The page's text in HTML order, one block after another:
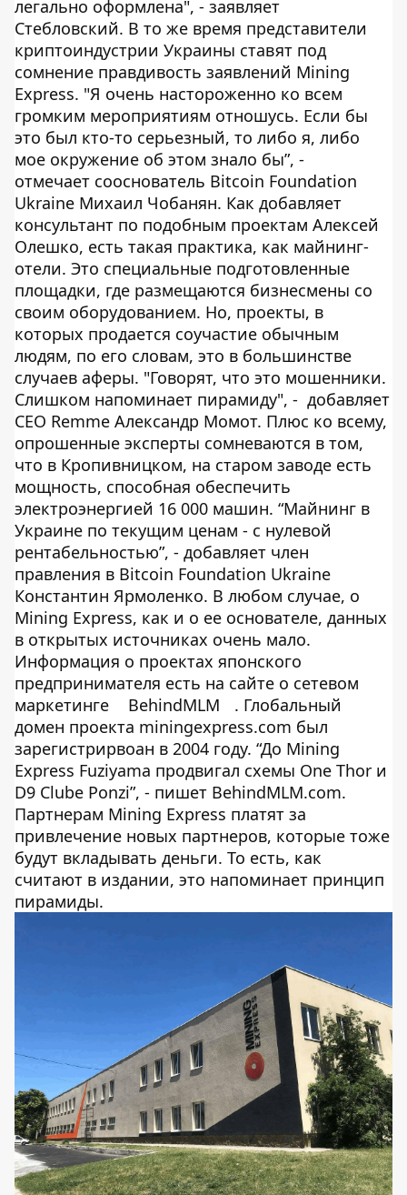
легально оформлена", - заявляет
Стебловский. В то же время представители
криптоиндустрии Украины ставят под
сомнение правдивость заявлений Mining
Express. "Я очень настороженно ко всем
громким мероприятиям отношусь. Если бы
это был кто-то серьезный, то либо я, либо
мое окружение об этом знало бы”, -
отмечает сооснователь Bitcoin Foundation
Ukraine Михаил Чобанян. Как добавляет
консультант по подобным проектам Алексей
Олешко, есть такая практика, как майнинг-
отели. Это специальные подготовленные
площадки, где размещаются бизнесмены со
своим оборудованием. Но, проекты, в
которых продается соучастие обычным
людям, по его словам, это в большинстве
случаев аферы. "Говорят, что это мошенники.
Слишком напоминает пирамиду", - добавляет
СЕО Remme Александр Момот. Плюс ко всему,
опрошенные эксперты сомневаются в том,
что в Кропивницком, на старом заводе есть
мощность, способная обеспечить
электроэнергией 16 000 машин. “Майнинг в
Украине по текущим ценам - с нулевой
рентабельностью”, - добавляет член
правления в Bitcoin Foundation Ukraine
Константин Ярмоленко. В любом случае, о
Mining Express, как и о ее основателе, данных
в открытых источниках очень мало.
Информация о проектах японского
предпринимателя есть на сайте о сетевом
маркетинге
BehindMLM
. Глобальный
домен проекта miningexpress.com был
зарегистрирвоан в 2004 году. “До Mining
Express Fuziyama продвигал схемы One Thor и
D9 Clube Ponzi”, - пишет BehindMLM.com.
Партнерам Mining Express платят за
привлечение новых партнеров, которые тоже
будут вкладывать деньги. То есть, как
считают в издании, это напоминает принцип
пирамиды.